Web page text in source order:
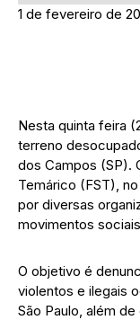
1 de fevereiro de
Nesta quinta feira
terreno
dos Campos (SP).
Temárico (FST),
por diversas
movimentos
O objetivo é
violentos e ilegais
São Paulo, além